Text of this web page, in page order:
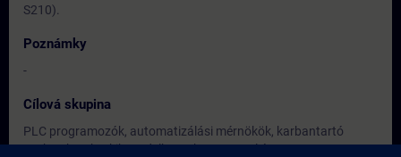
S210).
Poznámky
-
Cílová skupina
PLC programozók, automatizálási mérnökök, karbantartó
szakemberek, akik rendelkeznek TIA Portal és PLC